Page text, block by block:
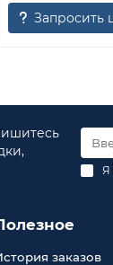
Запросить
Я
заказов